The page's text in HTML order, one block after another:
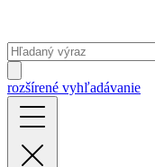
rozšírené vyhľadávanie